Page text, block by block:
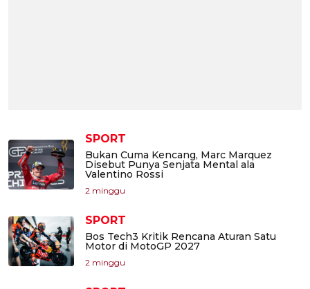
SPORT
Bukan Cuma Kencang, Marc Marquez
Disebut Punya Senjata Mental ala
Valentino Rossi
2 minggu
SPORT
Bos Tech3 Kritik Rencana Aturan Satu
Motor di MotoGP 2027
2 minggu